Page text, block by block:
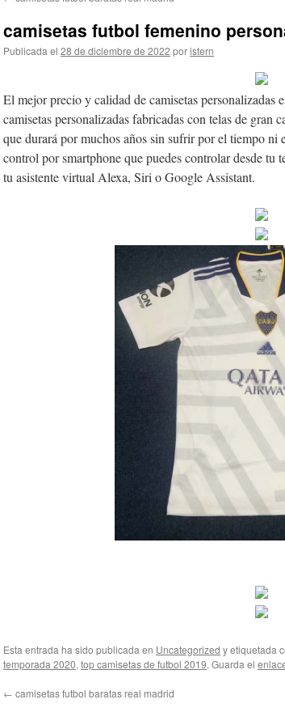
contenido
camisetas futbol femenino
Publicada el 28 de diciembre de 2022 poristern
El mejor precio y calidad de camisetas personalizadas
camisetas personalizadas fabricadas con telas de gran
que durará por muchos años sin sufrir por el tiempo ni
control por smartphone que puedes controlar desde
tu asistente virtual Alexa, Siri o Google Assistant.
Esta entrada ha sido publicada en Uncategorized y etiquetada
temporada 2020, top camisetas de futbol 2019. Guarda el
← camisetas futbol baratas real madrid